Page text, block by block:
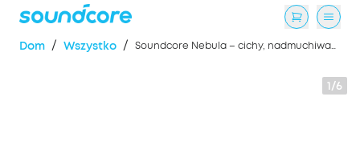
Dom / Wszystko / Soundcore Nebula – cichy, nadmuchiwany ekran projekcyjny o przekątnej 200 cali
1/6